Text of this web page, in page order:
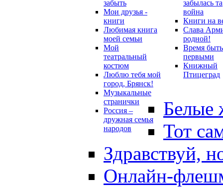
забыть
Мои друзья -
книги
Любимая книга
моей семьи
Мой
театральный
костюм
Люблю тебя мой
город, Брянск!
Музыкальные
странички
Россия –
дружная семья
народов
забылась та
война
Книги на
Слава
родной!
Время быть
первыми
Книжный
Птицеград
Белые
Тот
Здравствуй,
Онлайн-